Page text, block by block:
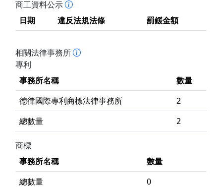
商工資料公示
日期
違反法規法條 罰鍰金額
相關法律事務所
專利
事務所名稱
數量
德律國際專利商標法律事務所
2
總數量
2
商標
事務所名稱
數量
總數量
0